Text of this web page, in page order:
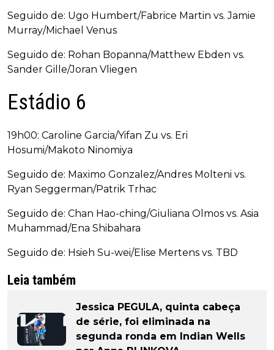
Seguido de: Ugo Humbert/Fabrice Martin vs. Jamie
Murray/Michael Venus
Seguido de: Rohan Bopanna/Matthew Ebden vs.
Sander Gille/Joran Vliegen
Estádio 6
19h00: Caroline Garcia/Yifan Zu vs. Eri
Hosumi/Makoto Ninomiya
Seguido de: Maximo Gonzalez/Andres Molteni vs.
Ryan Seggerman/Patrik Trhac
Seguido de: Chan Hao-ching/Giuliana Olmos vs. Asia
Muhammad/Ena Shibahara
Seguido de: Hsieh Su-wei/Elise Mertens vs. TBD
Leia também
Jessica PEGULA, quinta cabeça
de série, foi eliminada na
segunda ronda em Indian Wells